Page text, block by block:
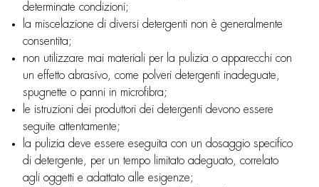
determinate condizioni;
la miscelazione di diversi detergenti non è generalmente
consentita;
non utilizzare mai materiali per la pulizia o apparecchi con
un effetto abrasivo, come polveri detergenti inadeguate,
spugnette o panni in microfibra;
le istruzioni dei produttori dei detergenti devono essere
seguite attentamente;
la pulizia deve essere eseguita con un dosaggio specifico
di detergente, per un tempo limitato adeguato, correlato
agli oggetti e adattato alle esigenze;